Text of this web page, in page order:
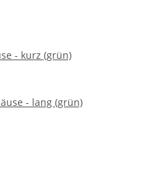
- kurz (grün)